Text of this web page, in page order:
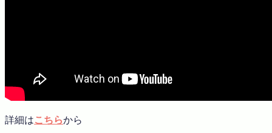
詳細はこちらから